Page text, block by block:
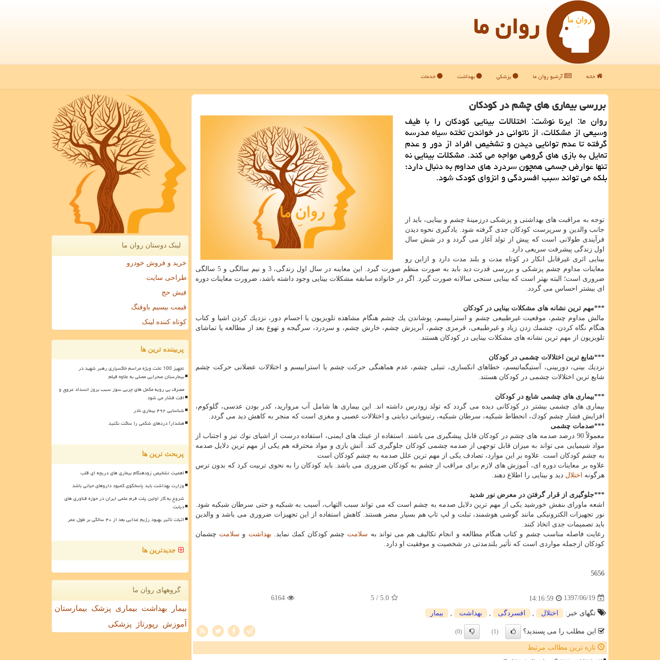
روان ما
خانه آرشیو روان ما پزشکی بهداشت خدمات
بررسی بیماری های چشم در كودكان
روان ما: ایرنا نوشت: اختلالات بینایی كودكان را با طیف
وسیعی از مشكلات، از ناتوانی در خواندن تخته سیاه مدرسه
گرفته تا عدم توانایی دیدن و تشخیص افراد از دور و عدم
تمایل به بازی های گروهی مواجه می كند. مشكلات بینایی نه
تنها عوارض جسمی همچون سردرد های مداوم به دنبال دارد؛
بلكه می تواند سبب افسردگی و انزوای كودك شود.
توجه به مراقبت های بهداشتی و پزشكی درزمینهٔ چشم و بینایی، باید از
جانب والدین و سرپرست كودكان جدی گرفته شود. یادگیری نحوه دیدن
فرآیندی طولانی است كه پیش از تولد آغاز می گردد و در شش سال
اول زندگی پیشرفت سریعی دارد.
بینایی اثری غیرقابل انكار در كوتاه مدت و بلند مدت دارد و ازاین رو
معاینات مداوم چشم پزشكی و بررسی قدرت دید باید به صورت منظم صورت گیرد. این معاینه در سال اول زندگی، 3 و نیم سالگی و 5 سالگی
ضروری است؛ البته بهتر است كه بینایی سنجی سالانه صورت گیرد. اگر در خانواده سابقه مشكلات بینایی وجود داشته باشد، ضرورت معاینات دوره
ای بیشتر احساس می گردد.
***مهم ترین نشانه های مشكلات بینایی در كودكان
مالش مداوم چشم، موقعیت غیرطبیعی چشم و استرابیسم، پوشاندن یك چشم هنگام مشاهده تلویزیون یا اجسام دور، نزدیك كردن اشیا و كتاب
هنگام نگاه كردن، چشمك زدن زیاد و غیرطبیعی، قرمزی چشم، آبریزش چشم، خارش چشم، و سردرد، سرگیجه و تهوع بعد از مطالعه یا تماشای
تلویزیون از مهم ترین نشانه های مشكلات بینایی در كودكان هستند.
***شایع ترین اختلالات چشمی در كودكان
نزدیك بینی، دوربینی، آستیگماتیسم، خطاهای انكساری، تنبلی چشم، عدم هماهنگی حركت چشم یا استرابیسم و اختلالات عضلانی حركت چشم
شایع ترین اختلالات چشمی در كودكان هستند.
***بیماری های چشمی شایع در كودكان
بیماری های چشمی بیشتر در كودكانی دیده می گردد كه تولد زودرس داشته اند. این بیماری ها شامل آب مروارید، كدر بودن عدسی، گلوكوم،
افزایش فشار چشم كودك، انحطاط شبكیه، سرطان شبكیه، رتینوپاتی دیابتی و اختلالات عصبی و مغزی است كه منجر به كاهش دید می گردد.
***صدمات چشمی
معمولاً 90 درصد صدمه های چشم در كودكان قابل پیشگیری می باشند. استفاده از عینك های ایمنی، استفاده درست از اشیای نوك تیز و اجتناب از
مواد شیمیایی می تواند به میزان قابل توجهی از صدمه چشمی كودكان جلوگیری كند. آتش بازی و مواد محترقه هم یكی از مهم ترین دلایل صدمه
به چشم كودكان است. علاوه بر این موارد، تصادف یكی از مهم ترین علل صدمه به چشم كودكان است
علاوه بر معاینات دوره ای، آموزش های لازم برای مراقب از چشم به كودكان ضروری می باشد. باید كودكان را به نحوی تربیت كرد كه بدون ترس
هرگونه
اختلال دید و بینایی را اطلاع دهند.
***جلوگیری از قرار گرفتن در معرض نور شدید
اشعه ماورای بنفش خورشید یكی از مهم ترین دلایل صدمه به چشم است كه می تواند سبب التهاب، آسیب به شبكیه و حتی سرطان شبكیه شود.
نور تجهیزات الكترونیكی مانند گوشی هوشمند، تبلت و لپ تاپ هم بسیار مضر هستند. كاهش استفاده از این تجهیزات ضروری می باشد و والدین
باید تصمیمات جدی اتخاذ كنند.
رعایت فاصله مناسب چشم و كتاب هنگام مطالعه و انجام تكالیف هم می تواند به سلامت چشم كودكان كمك نماید. بهداشت و سلامت چشمان
كودكان ازجمله مواردی است كه تأثیر بلندمدتی در شخصیت و موفقیت او دارد.
5656
1397/06/19
14:16:59
5.0
/ 5
6164
تگهای خبر: اختلال افسردگی بهداشت بیمار
این مطلب را می پسندید؟ (1)
(0)
تازه ترین مطالب مرتبط
لینک دوستان روان ما
خرید و فروش خودرو
طراحی سایت
فیش حج
قیمت بیسیم باوفنگ
کوتاه کننده لینک
پربیننده ترین ها
تجهیز 100 تخت ویژه مراسم خاکسپاری رهبر شهید در
بیمارستان صحرایی مصلی به علاوه فیلم
مصرف بی رویه مکمل های چربی سوز سبب بروز انسداد عروق و
افت فشار می شود
شناسایی ۴۹۲ بیماری نادر
هشدار! دردهای شکمی را ساکت نکنید
پربحث ترین ها
اهمیت تشخیص زودهنگام بیماری های دریچه ای قلب
وزارت بهداشت باید پاسخگوی کمبود داروهای حیاتی باشد
شروع به کار اولین پلت فرم علمی ایران در حوزه فناوری های
دیابت
اثبات تأثیر بهبود رژیم غذایی بعد از ۴۰ سالگی بر طول عمر
جدیدترین ها
گروههای روان ما
بیمار بهداشت بیماری پزشک
بیمارستان
آموزش
رپورتاژ پزشکی